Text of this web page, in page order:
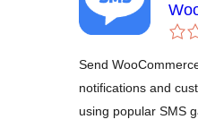
Send
notifications and
using popular SMS